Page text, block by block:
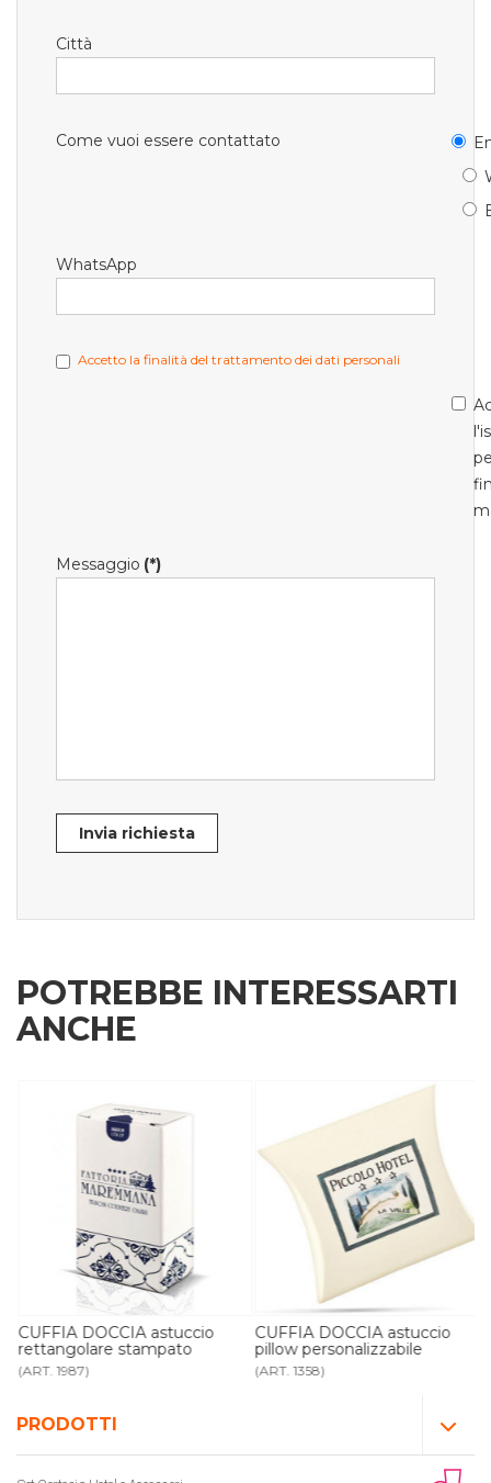
PRODOTTI
Città
Come vuoi essere contattato
WhatsApp
Accetto la finalità del trattamento dei dati personali
Messaggio (*)
Invia richiesta
POTREBBE INTERESSARTI
ANCHE
CUFFIA DOCCIA astuccio
rettangolare stampato
(ART. 1987)
CUFFIA DOCCIA astuccio
pillow personalizzabile
(ART. 1358)